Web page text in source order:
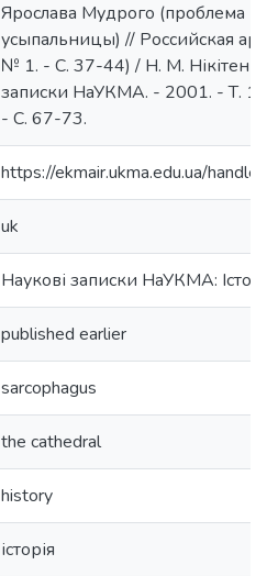
Ярослава Мудрого (проблема
усыпальницы) // Российская
№ 1. - С. 37-44) / Н. М.
записки НаУКМА. - 2001. - Т. 19
- С. 67-73.
https://ekmair.ukma.edu.ua/
uk
Наукові записки НаУКМА:
published earlier
sarcophagus
the cathedral
history
історія